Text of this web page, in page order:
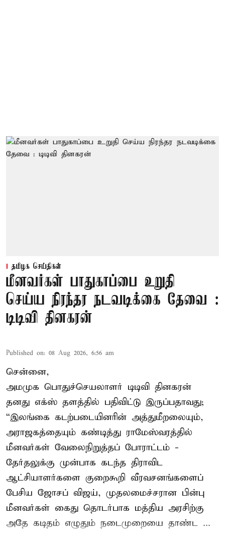
தமிழக செய்திகள்
மீனவர்கள் பாதுகாப்பை உறுதி
செய்ய நிரந்தர நடவடிக்கை தேவை :
டிடிவி தினகரன்
Published on: 08 Aug 2026, 6:56 am
சென்னை,
அமமுக பொதுச்செயலாளர் டிடிவி தினகரன்
தனது எக்ஸ் தளத்தில் பதிவிட்டு இருப்பதாவது;
“இலங்கை கடற்படையினரின் அத்துமீறலையும்,
அராஜகத்தையும் கண்டித்து ராமேஸ்வரத்தில்
மீனவர்கள் வேலைநிறுத்தப் போராட்டம் -
தேர்தலுக்கு முன்பாக கடந்த திராவிட
ஆட்சியாளர்களை குறைகூறி வீரவசனங்களைப்
பேசிய ஜோசப் விஜய், முதலமைச்சரான பின்பு
மீனவர்கள் கைது தொடர்பாக மத்திய அரசிற்கு
அதே கடிதம் எழுதும் நடைமுறையை தாண்ட ...